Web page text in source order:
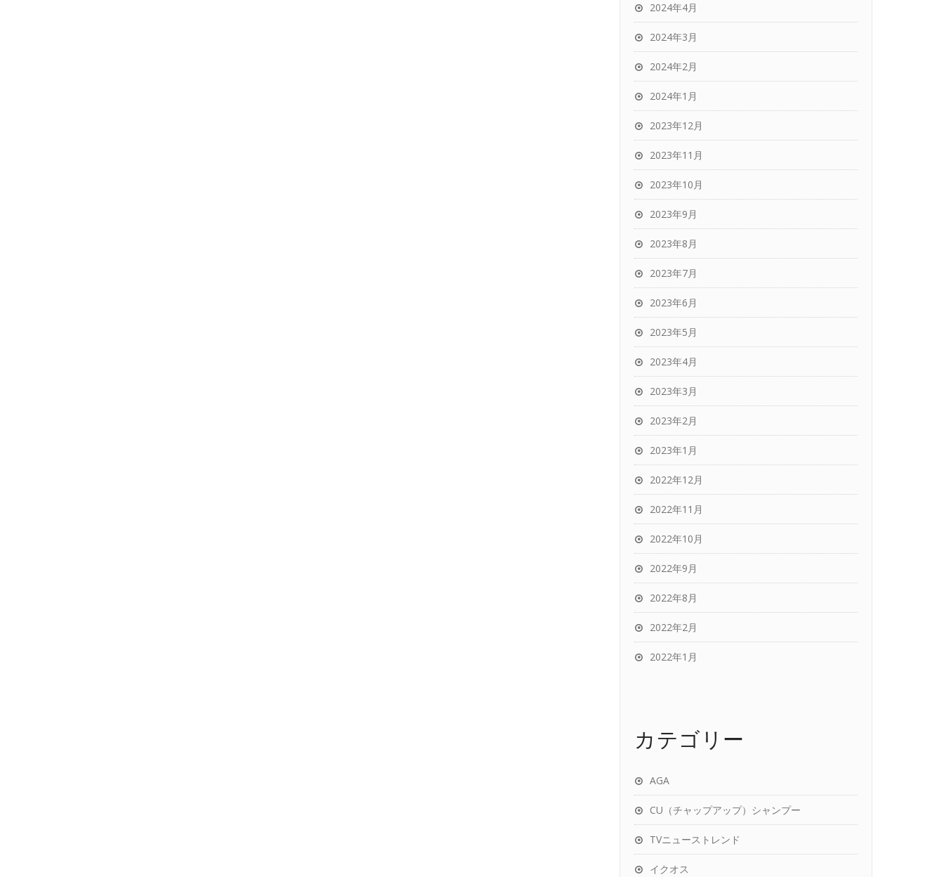
2024年4月
2024年3月
2024年2月
2024年1月
2023年12月
2023年11月
2023年10月
2023年9月
2023年8月
2023年7月
2023年6月
2023年5月
2023年4月
2023年3月
2023年2月
2023年1月
2022年12月
2022年11月
2022年10月
2022年9月
2022年8月
2022年2月
2022年1月
カテゴリー
AGA
CU（チャップアップ）シャンプー
TVニューストレンド
イクオス